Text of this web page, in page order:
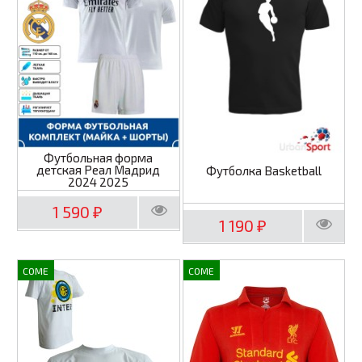
Футбольная форма
детская Реал Мадрид
2024 2025
1 590 ₽
Футболка Basketball
1 190 ₽
COME COME